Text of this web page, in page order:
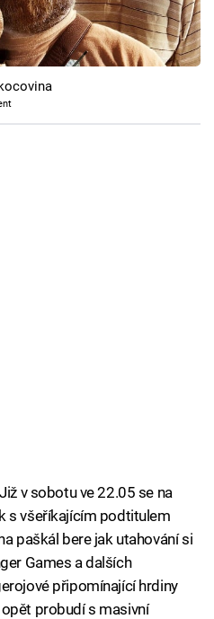
v sobotu ve 22.05 se na
s všeříkajícím podtitulem
paškál bere jak utahování si
Games a dalších
připomínající hrdiny
probudí s masivní